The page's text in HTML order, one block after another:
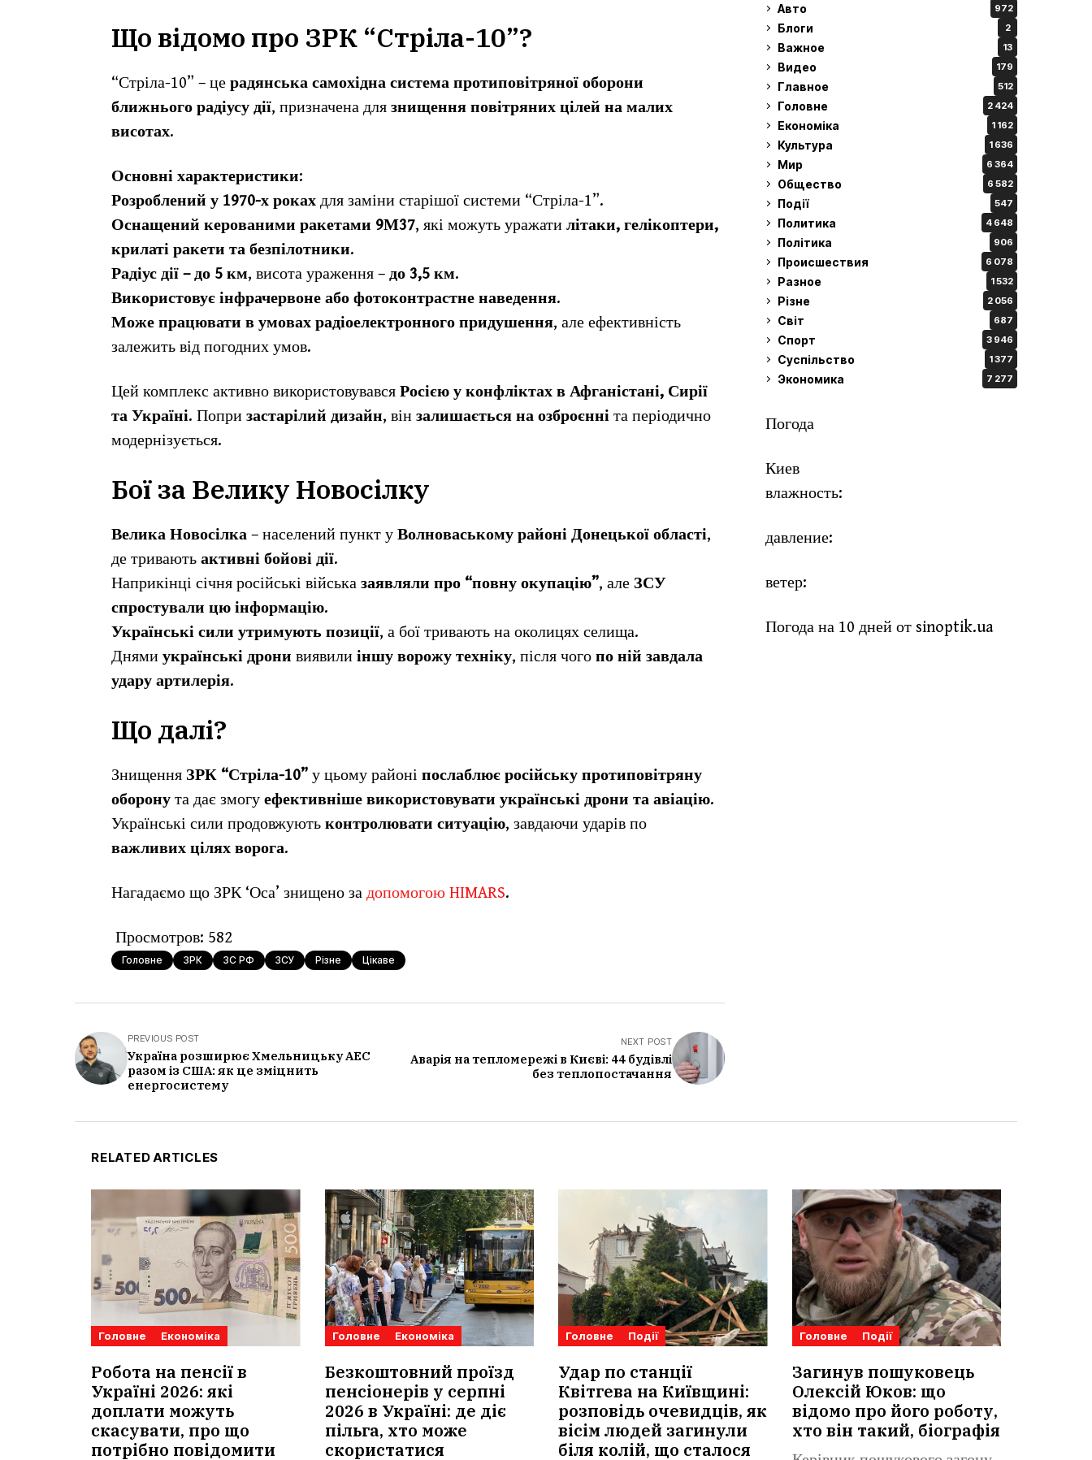
Що відомо про ЗРК “Стріла-10”?
“Стріла-10” – це радянська самохідна система протиповітряної оборони
ближнього радіусу дії, призначена для знищення повітряних цілей на малих
висотах.
Основні характеристики:
Розроблений у 1970-х роках для заміни старішої системи “Стріла-1”.
Оснащений керованими ракетами 9М37, які можуть уражати літаки, гелікоптери,
крилаті ракети та безпілотники.
Радіус дії – до 5 км, висота ураження – до 3,5 км.
Використовує інфрачервоне або фотоконтрастне наведення.
Може працювати в умовах радіоелектронного придушення, але ефективність
залежить від погодних умов.
Цей комплекс активно використовувався Росією у конфліктах в Афганістані, Сирії
та Україні. Попри застарілий дизайн, він залишається на озброєнні та періодично
модернізується.
Бої за Велику Новосілку
Велика Новосілка – населений пункт у Волноваському районі Донецької області,
де тривають активні бойові дії.
Наприкінці січня російські війська заявляли про “повну окупацію”, але ЗСУ
спростували цю інформацію.
Українські сили утримують позиції, а бої тривають на околицях селища.
Днями українські дрони виявили іншу ворожу техніку, після чого по ній завдала
удару артилерія.
Що далі?
Знищення ЗРК “Стріла-10” у цьому районі послаблює російську протиповітряну
оборону та дає змогу ефективніше використовувати українські дрони та авіацію.
Українські сили продовжують контролювати ситуацію, завдаючи ударів по
важливих цілях ворога.
Нагадаємо що ЗРК ‘Оса’ знищено за допомогою HIMARS.
Просмотров: 582
Головне ЗРК ЗС РФ ЗСУ Різне Цікаве
PREVIOUS POST
Україна розширює Хмельницьку АЕС
разом із США: як це зміцнить
енергосистему
NEXT POST
Аварія на тепломережі в Києві: 44 будівлі
без теплопостачання
Авто 972
Блоги 2
Важное 13
Видео 179
Главное 512
Головне 2 424
Економіка 1 162
Культура 1 636
Мир 6 364
Общество 6 582
Події 547
Политика 4 648
Політика 906
Происшествия 6 078
Разное 1 532
Різне 2 056
Світ 687
Спорт 3 946
Суспільство 1 377
Экономика 7 277
Погода
Киев
влажность:
давление:
ветер:
Погода на 10 дней от sinoptik.ua
RELATED ARTICLES
Головне Економіка
Робота на пенсії в
Україні 2026: які
доплати можуть
скасувати, про що
потрібно повідомити
Головне Економіка
Безкоштовний проїзд
пенсіонерів у серпні
2026 в Україні: де діє
пільга, хто може
скористатися
Головне Події
Удар по станції
Квітгева на Київщині:
розповідь очевидців, як
вісім людей загинули
біля колій, що сталося
Головне Події
Загинув пошуковець
Олексій Юков: що
відомо про його роботу,
хто він такий, біографія